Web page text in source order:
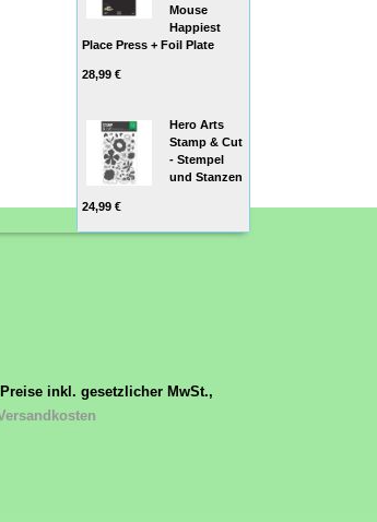
Mouse
Happiest
Place Press + Foil Plate
28,99 €
Hero Arts
Stamp & Cut
- Stempel
und Stanzen
24,99 €
inkl. gesetzlicher MwSt.,